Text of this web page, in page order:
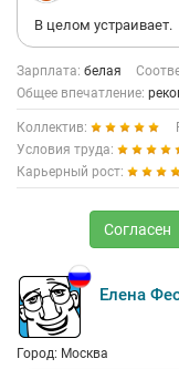
В целом устраивает.
Зарплата: белая
Общее впечатление:
Коллектив:
Условия труда:
Карьерный рост:
Согласен
Елена
Город: Москва